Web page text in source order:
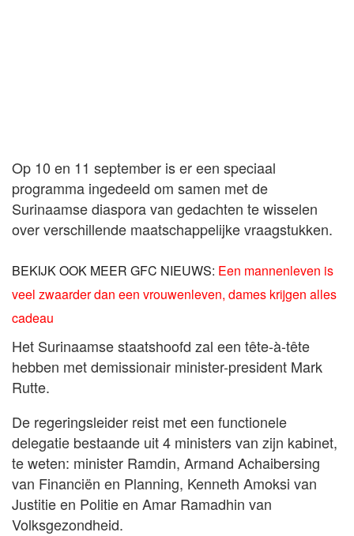
Op 10 en 11 september is er een speciaal
programma ingedeeld om samen met de
Surinaamse diaspora van gedachten te wisselen
over verschillende maatschappelijke vraagstukken.
BEKIJK OOK MEER GFC NIEUWS: Een mannenleven is
veel zwaarder dan een vrouwenleven, dames krijgen alles
cadeau
Het Surinaamse staatshoofd zal een tête-à-tête
hebben met demissionair minister-president Mark
Rutte.
De regeringsleider reist met een functionele
delegatie bestaande uit 4 ministers van zijn kabinet,
te weten: minister Ramdin, Armand Achaibersing
van Financiën en Planning, Kenneth Amoksi van
Justitie en Politie en Amar Ramadhin van
Volksgezondheid.